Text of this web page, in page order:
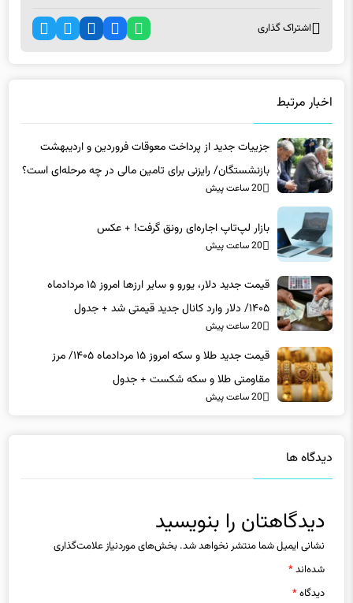
اشتراک گذاری
اخبار مرتبط
جزییات جدید از پرداخت معوقات فروردین و اردیبهشت
بازنشستگان/ رایزنی برای تامین مالی در چه مرحله‌ای است؟
20 ساعت پیش
بازار لپ‌تاپ اجاره‌ای رونق گرفت! + عکس
20 ساعت پیش
قیمت جدید دلار، یورو و سایر ارزها امروز ۱۵ مردادماه
۱۴۰۵/ دلار وارد کانال جدید قیمتی شد + جدول
20 ساعت پیش
قیمت جدید طلا و سکه امروز ۱۵ مردادماه ۱۴۰۵/ مرز
مقاومتی طلا و سکه شکست + جدول
20 ساعت پیش
دیدگاه ها
دیدگاهتان را بنویسید
نشانی ایمیل شما منتشر نخواهد شد. بخش‌های موردنیاز علامت‌گذاری
شده‌اند*
دیدگاه*